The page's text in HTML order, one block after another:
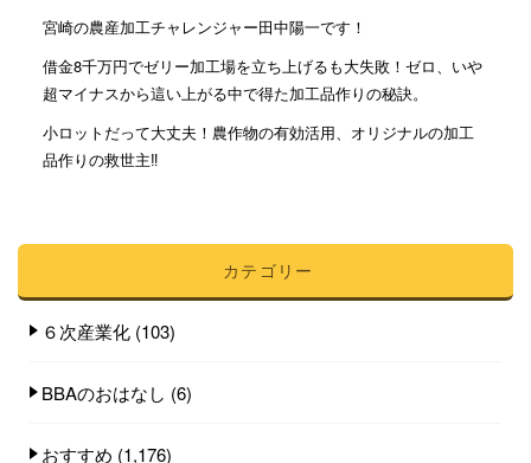
宮崎の農産加工チャレンジャー田中陽一です！
借金8千万円でゼリー加工場を立ち上げるも大失敗！ゼロ、いや
超マイナスから這い上がる中で得た加工品作りの秘訣。
小ロットだって大丈夫！農作物の有効活用、オリジナルの加工
品作りの救世主‼︎
カテゴリー
６次産業化 (103)
BBAのおはなし (6)
おすすめ (1,176)